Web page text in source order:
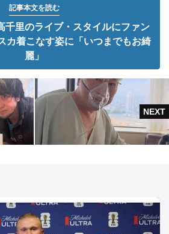
記事本文を読む
千里のライブ・スタイルにファン
着こなす姿に「いつまでもお綺
麗」